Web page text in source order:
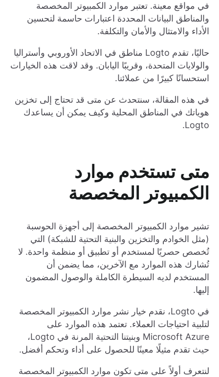
في مواقع معينة. تعتبر موارد الكمبيوتر المخصصة
والمناطق البيانات المحددة اعتبارات حاسمة لتحسين
الأداء والامتثال والأمان والتكلفة.
حاليًا، تقدم Logto مناطق في الاتحاد الأوروبي وأستراليا
والولايات المتحدة، وقريبًا اليابان. وقد لاقت هذه الخيارات
استحسانًا كبيرًا من عملائنا.
في هذه المقالة، سنتحدث عن متى قد تحتاج إلى تخزين
هوياتك في المناطق المحلية وكيف يمكن أن يساعدك
Logto.
متى تستخدم موارد
الكمبيوتر المخصصة
تشير موارد الكمبيوتر المخصصة إلى أجهزة الحوسبة
(مثل الخوادم والتخزين والبنية التحتية للشبكة) التي
تُخصص حصريًا لمستخدم أو تطبيق أو منظمة واحدة. لا
تُشارك هذه الموارد مع الآخرين، مما يضمن أن
المستخدم لديه السيطرة الكاملة والوصول المضمون
إليها.
في Logto، نقدم خيار نشر موارد الكمبيوتر المخصصة
لتلبية احتياجات العملاء. تعتمد هذه الموارد على
Microsoft Azure وبنيتنا التحتية المرنة في Logto،
حيث تقدم مثيلًا معينًا للحصول على أداء وتحكم أفضل.
لنتعرف أولاً على متى تكون موارد الكمبيوتر المخصصة